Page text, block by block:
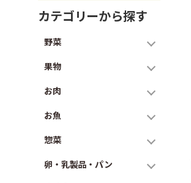
カテゴリーから探す
野菜
果物
お肉
お魚
惣菜
卵・乳製品・パン